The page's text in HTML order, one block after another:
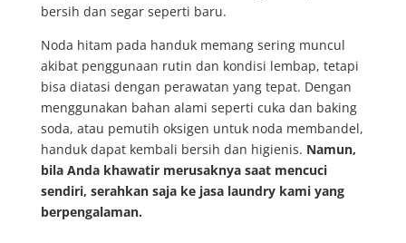
bersih dan segar seperti baru.
Noda hitam pada handuk memang sering muncul
akibat penggunaan rutin dan kondisi lembap, tetapi
bisa diatasi dengan perawatan yang tepat. Dengan
menggunakan bahan alami seperti cuka dan baking
soda, atau pemutih oksigen untuk noda membandel,
handuk dapat kembali bersih dan higienis. Namun,
bila Anda khawatir merusaknya saat mencuci
sendiri, serahkan saja ke jasa laundry kami yang
berpengalaman.